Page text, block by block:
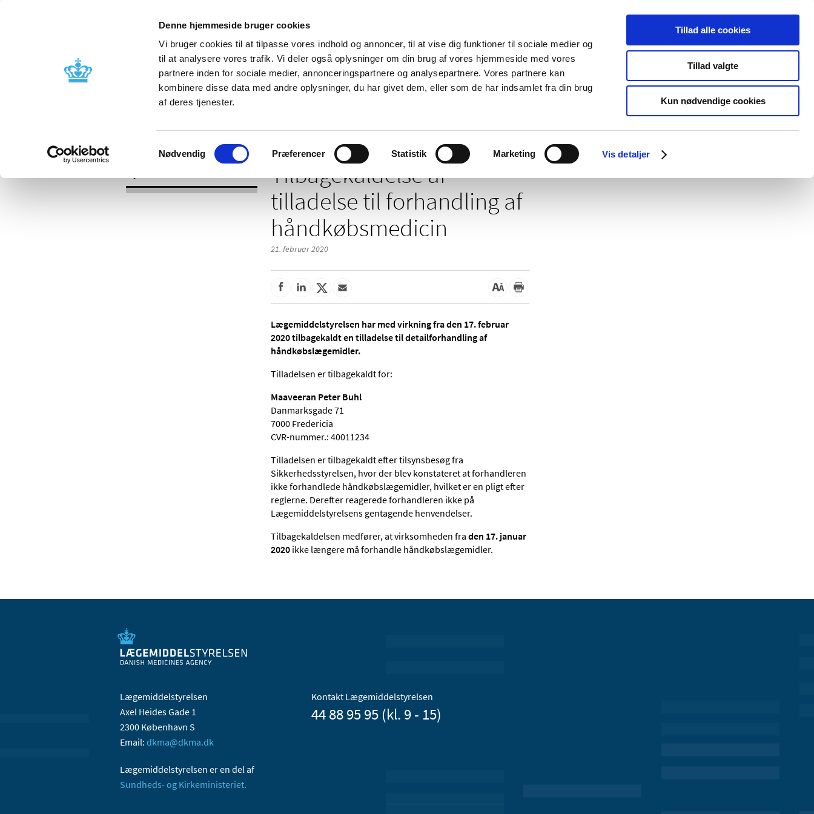
Denne hjemmeside bruger cookies
Vi bruger cookies til at tilpasse vores indhold og annoncer, til at vise dig funktioner til sociale medier og
til at analysere vores trafik. Vi deler også oplysninger om din brug af vores hjemmeside med vores
partnere inden for sociale medier, annonceringspartnere og analysepartnere. Vores partnere kan
kombinere disse data med andre oplysninger, du har givet dem, eller som de har indsamlet fra din brug
af deres tjenester.
Samtykkevalg
Nødvendig Præferencer Statistik Marketing Vis detaljer
Tillad alle cookies
Tillad valgte
Kun nødvendige cookies
Nyheder Om os Kontakt Udgivelser
Godkendelse og
Bivirkninger og
produktinformation
Tilskud og
Apoteker og salg af
Medicinsk
Særlige
produktområder
Tilbagekaldelse af
tilladelse til forhandling af
håndkøbsmedicin
21. februar 2020
Lægemiddelstyrelsen har med virkning fra den 17. februar
2020 tilbagekaldt en tilladelse til detailforhandling af
håndkøbslægemidler.
Tilladelsen er tilbagekaldt for:
Maaveeran Peter Buhl
Danmarksgade 71
7000 Fredericia
CVR-nummer.: 40011234
Tilladelsen er tilbagekaldt efter tilsynsbesøg fra
Sikkerhedsstyrelsen, hvor der blev konstateret at forhandleren
ikke forhandlede håndkøbslægemidler, hvilket er en pligt efter
reglerne. Derefter reagerede forhandleren ikke på
Lægemiddelstyrelsens gentagende henvendelser.
Tilbagekaldelsen medfører, at virksomheden fraden 17. januar
2020 ikke længere må forhandle håndkøbslægemidler.
Lægemiddelstyrelsen
Axel Heides Gade 1
2300 København S
Email: dkma@dkma.dk
Lægemiddelstyrelsen er en del af
Sundheds- og Kirkeministeriet.
Kontakt Lægemiddelstyrelsen
44 88 95 95 (kl. 9 - 15)